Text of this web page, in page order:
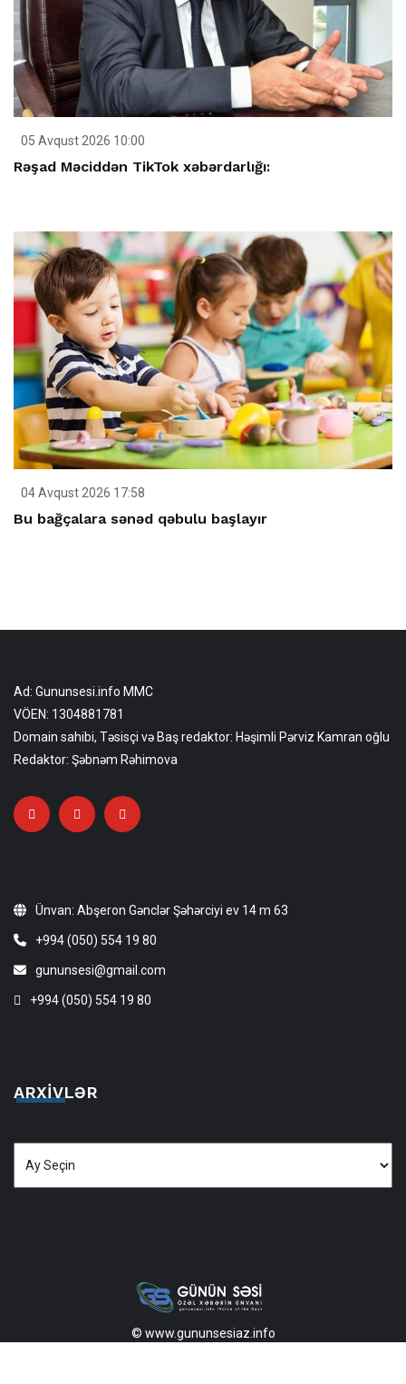
05 Avqust 2026 10:00
Rəşad Məciddən TikTok xəbərdarlığı:
04 Avqust 2026 17:58
Bu bağçalara sənəd qəbulu başlayır
Ad: Gununsesi.info MMC
VÖEN: 1304881781
Domain sahibi, Təsisçi və Baş redaktor: Həşimli Pərviz Kamran oğlu
Redaktor: Şəbnəm Rəhimova
Ünvan: Abşeron Gənclər Şəhərciyi ev 14 m 63
+994 (050) 554 19 80
gununsesi@gmail.com
+994 (050) 554 19 80
ARXIVLƏR
Arxivlər
© www.gununsesiaz.info